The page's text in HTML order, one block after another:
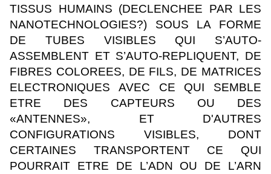
TISSUS HUMAINS (DECLENCHEE PAR LES
NANOTECHNOLOGIES?) SOUS LA FORME
DE TUBES VISIBLES QUI S’AUTO-
ASSEMBLENT ET S’AUTO-REPLIQUENT, DE
FIBRES COLOREES, DE FILS, DE MATRICES
ELECTRONIQUES AVEC CE QUI SEMBLE
ETRE DES CAPTEURS OU DES
«ANTENNES», ET D'AUTRES
CONFIGURATIONS VISIBLES, DONT
CERTAINES TRANSPORTENT CE QUI
POURRAIT ETRE DE L’ADN OU DE L’ARN